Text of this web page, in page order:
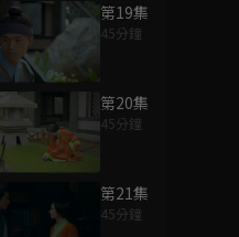
第19集
45分鐘
第20集
45分鐘
第21集
45分鐘